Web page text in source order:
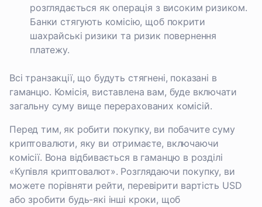
розглядається як операція з високим ризиком.
Банки стягують комісію, щоб покрити
шахрайські ризики та ризик повернення
платежу.
Всі транзакції, що будуть стягнені, показані в
гаманцю. Комісія, виставлена вам, буде включати
загальну суму вище перерахованих комісій.
Перед тим, як робити покупку, ви побачите суму
криптовалюти, яку ви отримаєте, включаючи
комісії. Вона відбивається в гаманцю в розділі
«Купівля криптовалют». Розглядаючи покупку, ви
можете порівняти рейти, перевірити вартість USD
або зробити будь-які інші кроки, щоб